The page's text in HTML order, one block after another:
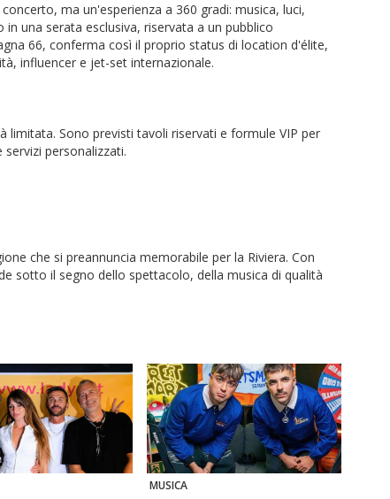
ma un'esperienza a 360 gradi: musica, luci,
una serata esclusiva, riservata a un pubblico
66, conferma così il proprio status di location d'élite,
influencer e jet-set internazionale.
limitata. Sono previsti tavoli riservati e formule VIP per
personalizzati.
che si preannuncia memorabile per la Riviera. Con
sotto il segno dello spettacolo, della musica di qualità
MUSICA